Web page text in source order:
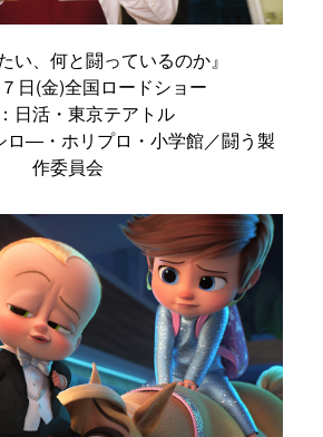
い、何と闘っているのか』
日(金)全国ロードショー
日活・東京テアトル
ロ―・ホリプロ・小学館／闘う製
作委員会